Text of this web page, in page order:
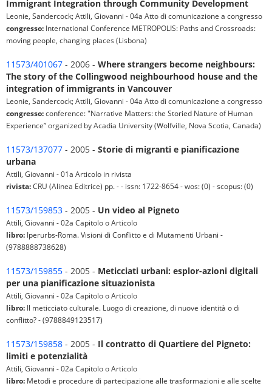
Immigrant Integration through Community Development
Leonie, Sandercock; Attili, Giovanni - 04a Atto di comunicazione a congresso
congresso: International Conference METROPOLIS: Paths and Crossroads:
moving people, changing places (Lisbona)
11573/401067 - 2006 - Where strangers become neighbours:
The story of the Collingwood neighbourhood house and the
integration of immigrants in Vancouver
Leonie, Sandercock; Attili, Giovanni - 04a Atto di comunicazione a congresso
congresso:conference: "Narrative Matters: the Storied Nature of Human
Experience” organized by Acadia University (Wolfville, Nova Scotia, Canada)
11573/137077 - 2005 - Storie di migranti e pianificazione
urbana
Attili, Giovanni - 01a Articolo in rivista
rivista:CRU (Alinea Editrice) pp. - - issn: 1722-8654 - wos: (0) - scopus: (0)
11573/159853 - 2005 - Un video al Pigneto
Attili, Giovanni - 02a Capitolo o Articolo
libro: Iperurbs-Roma. Visioni di Conflitto e di Mutamenti Urbani -
(9788888738628)
11573/159855 - 2005 - Meticciati urbani: esplor-azioni digitali
per una pianificazione situazionista
Attili, Giovanni - 02a Capitolo o Articolo
libro: Il meticciato culturale. Luogo di creazione, di nuove identità o di
conflitto? - (9788849123517)
11573/159858 - 2005 - Il contratto di Quartiere del Pigneto:
limiti e potenzialità
Attili, Giovanni - 02a Capitolo o Articolo
libro: Metodi e procedure di partecipazione alle trasformazioni e alle scelte